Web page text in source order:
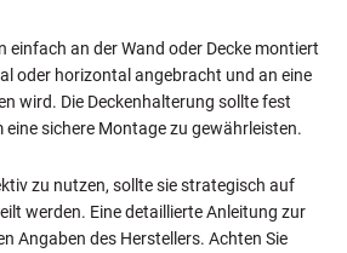
einfach an der Wand oder Decke montiert
oder horizontal angebracht und an eine
wird. Die Deckenhalterung sollte fest
sichere Montage zu gewährleisten.
zu nutzen, sollte sie strategisch auf
werden. Eine detaillierte Anleitung zur
Angaben des Herstellers. Achten Sie